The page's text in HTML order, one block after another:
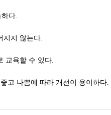
다.
지지 않는다.
교육할 수 있다.
고 나쁨에 따라 개선이 용이하다.